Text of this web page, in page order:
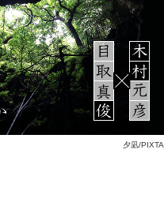
夕凪/PIXTA